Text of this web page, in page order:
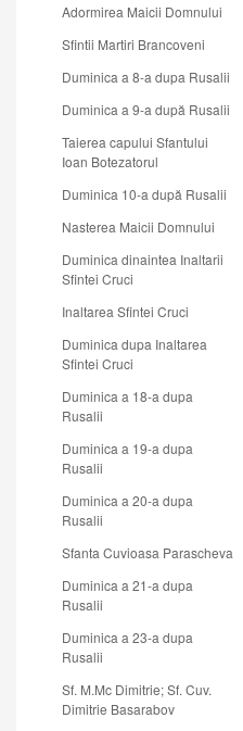
Adormirea Maicii Domnului
Sfintii Martiri Brancoveni
Duminica a 8-a dupa Rusalii
Duminica a 9-a după Rusalii
Taierea capului Sfantului
Ioan Botezatorul
Duminica 10-a după Rusalii
Nasterea Maicii Domnului
Duminica dinaintea Inaltarii
Sfintei Cruci
Inaltarea Sfintei Cruci
Duminica dupa Inaltarea
Sfintei Cruci
Duminica a 18-a dupa
Rusalii
Duminica a 19-a dupa
Rusalii
Duminica a 20-a dupa
Rusalii
Sfanta Cuvioasa Parascheva
Duminica a 21-a dupa
Rusalii
Duminica a 23-a dupa
Rusalii
Sf. M.Mc Dimitrie; Sf. Cuv.
Dimitrie Basarabov